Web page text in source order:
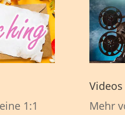
1:1
Videos
Mehr